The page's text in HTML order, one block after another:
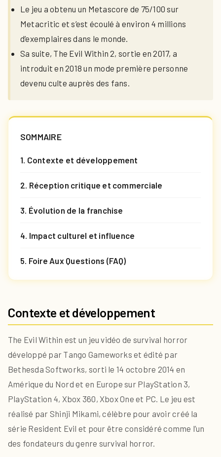
Le jeu a obtenu un Metascore de 75/100 sur
Metacritic et s’est écoulé à environ 4 millions
d’exemplaires dans le monde.
Sa suite, The Evil Within 2, sortie en 2017, a
introduit en 2018 un mode première personne
devenu culte auprès des fans.
SOMMAIRE
1. Contexte et développement
2. Réception critique et commerciale
3. Évolution de la franchise
4. Impact culturel et influence
5. Foire Aux Questions (FAQ)
Contexte et développement
The Evil Within est un jeu vidéo de survival horror
développé par Tango Gameworks et édité par
Bethesda Softworks, sorti le 14 octobre 2014 en
Amérique du Nord et en Europe sur PlayStation 3,
PlayStation 4, Xbox 360, Xbox One et PC. Le jeu est
réalisé par Shinji Mikami, célèbre pour avoir créé la
série Resident Evil et pour être considéré comme l’un
des fondateurs du genre survival horror.